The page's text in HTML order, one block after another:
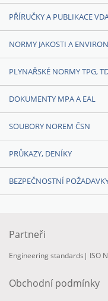
PŘÍRUČKY A PUBLIKACE
NORMY JAKOSTI A
PLYNAŘSKÉ NORMY TPG,
DOKUMENTY MPA A EAL
SOUBORY NOREM ČSN
PRŮKAZY, DENÍKY
BEZPEČNOSTNÍ
Partneři
Engineering standards | ISO
Obchodní podmínky